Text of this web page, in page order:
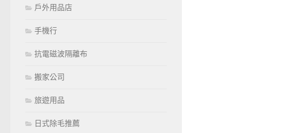
戶外用品店
手機行
抗電磁波隔離布
搬家公司
旅遊用品
日式除毛推薦